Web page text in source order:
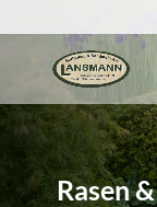
Rasen